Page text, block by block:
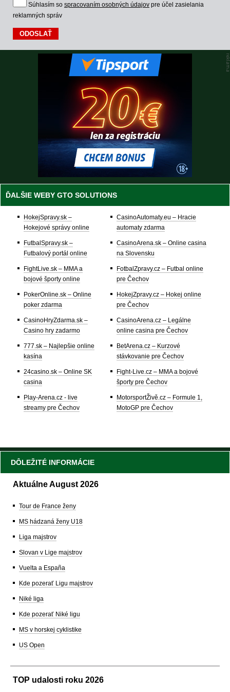
Súhlasím so spracovaním osobných údajov pre účel zasielania
reklamných správ
ĎALŠIE WEBY GTO SOLUTIONS
HokejSpravy.sk –
Hokejové správy online
FutbalSpravy.sk –
Futbalový portál online
FightLive.sk – MMA a
bojové športy online
PokerOnline.sk – Online
poker zdarma
CasinoHryZdarma.sk –
Casino hry zadarmo
777.sk – Najlepšie online
kasína
24casino.sk – Online SK
casina
Play-Arena.cz - live
streamy pre Čechov
CasinoAutomaty.eu – Hracie
automaty zdarma
CasinoArena.sk – Online casina
na Slovensku
FotbalZpravy.cz – Futbal online
pre Čechov
HokejZpravy.cz – Hokej online
pre Čechov
CasinoArena.cz – Legálne
online casina pre Čechov
BetArena.cz – Kurzové
stávkovanie pre Čechov
Fight-Live.cz – MMA a bojové
športy pre Čechov
MotorsportŽivě.cz – Formule 1,
MotoGP pre Čechov
DÔLEŽITÉ INFORMÁCIE
Aktuálne August 2026
Tour de France ženy
MS hádzaná ženy U18
Liga majstrov
Slovan v Lige majstrov
Vuelta a España
Kde pozerať Ligu majstrov
Niké liga
Kde pozerať Niké ligu
MS v horskej cyklistike
US Open
TOP udalosti roku 2026